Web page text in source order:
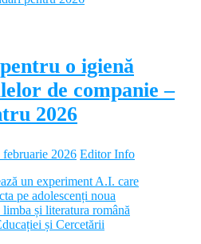
o igienă
de companie –
2026
2026 Editor Info